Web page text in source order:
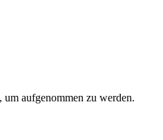
, um aufgenommen zu werden.